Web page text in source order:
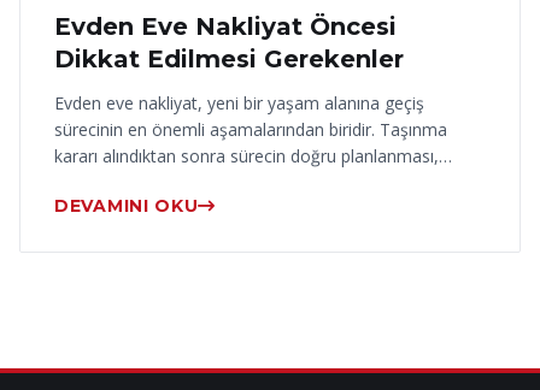
16 Haziran 2026
Evden Eve Nakliyat Öncesi
Dikkat Edilmesi Gerekenler
Evden eve nakliyat, yeni bir yaşam alanına geçiş
sürecinin en önemli aşamalarından biridir. Taşınma
kararı alındıktan sonra sürecin doğru planlanması,…
DEVAMINI OKU